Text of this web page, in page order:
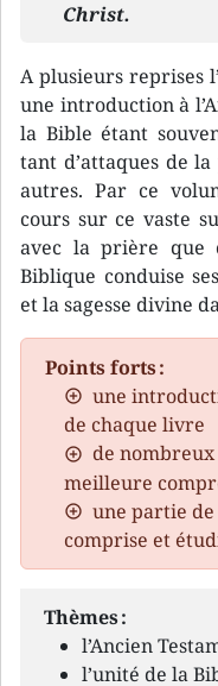
Christ.
A plusieurs reprises
une introduction à
la Bible étant
tant d’attaques de
autres. Par ce
cours sur ce vaste
avec la prière que
Biblique conduise
et la sagesse divine
Points forts :
une
de chaque livre
de
meilleure
une partie
comprise et
Thèmes :
l’Ancien
l’unité de la